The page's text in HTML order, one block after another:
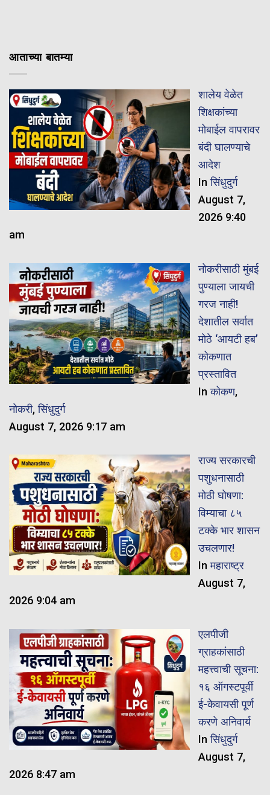
आताच्या बातम्या
शालेय वेळेत
शिक्षकांच्या
मोबाईल वापरावर
बंदी घालण्याचे
आदेश
Inसिंधुदुर्ग
August 7,
2026 9:40
am
नोकरीसाठी मुंबई
पुण्याला जायची
गरज नाही!
देशातील सर्वात
मोठे ‘आयटी हब’
कोकणात
प्रस्तावित
Inकोकण,
नोकरी,सिंधुदुर्ग
August 7, 2026 9:17 am
राज्य सरकारची
पशुधनासाठी
मोठी घोषणा:
विम्याचा ८५
टक्के भार शासन
उचलणार!
Inमहाराष्ट्र
August 7,
2026 9:04 am
एलपीजी
ग्राहकांसाठी
महत्त्वाची सूचना:
१६ ऑगस्टपूर्वी
ई-केवायसी पूर्ण
करणे अनिवार्य
Inसिंधुदुर्ग
August 7,
2026 8:47 am